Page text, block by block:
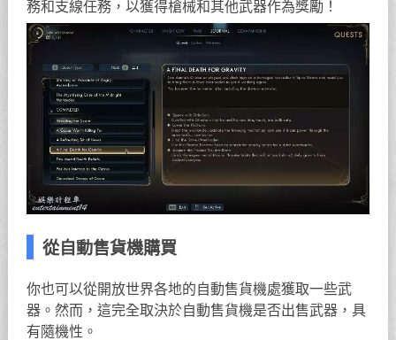
務和支線任務，以獲得槍械和其他武器作為獎勵！
從自動售貨機購買
你也可以從開放世界各地的自動售貨機處獲取一些武
器。然而，這完全取決於自動售貨機是否出售武器，具
有隨機性。